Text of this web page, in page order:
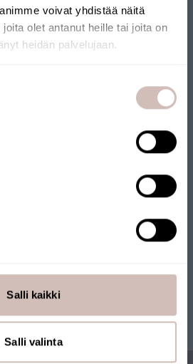
voivat yhdistää näitä
olet antanut heille tai joita on
heidän palvelujaan.
Salli kaikki
Salli valinta
Avainlippu-merkki.
suomalainen yritys, joka toimittaa